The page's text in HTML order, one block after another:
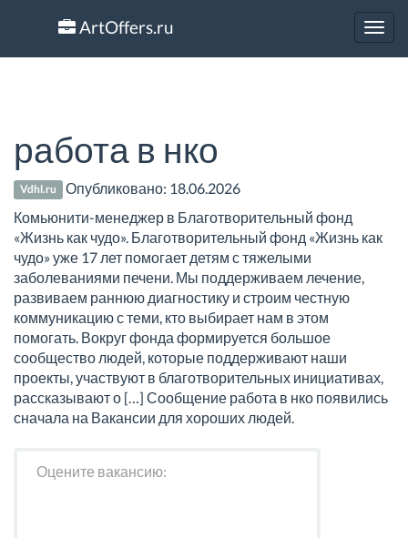
ArtOffers.ru
работа в нко
Vdhl.ru Опубликовано: 18.06.2026
Комьюнити-менеджер в Благотворительный фонд
«Жизнь как чудо». Благотворительный фонд «Жизнь как
чудо» уже 17 лет помогает детям с тяжелыми
заболеваниями печени. Мы поддерживаем лечение,
развиваем раннюю диагностику и строим честную
коммуникацию с теми, кто выбирает нам в этом
помогать. Вокруг фонда формируется большое
сообщество людей, которые поддерживают наши
проекты, участвуют в благотворительных инициативах,
рассказывают о […] Сообщение работа в нко появились
сначала на Вакансии для хороших людей.
Оцените вакансию: